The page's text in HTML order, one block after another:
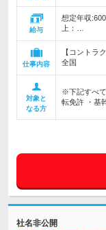
給与
想定年収
上：…
仕事内容
【コントラ
全国
対象と
なる方
※下記すべ
転免許 ・基
社名非公開